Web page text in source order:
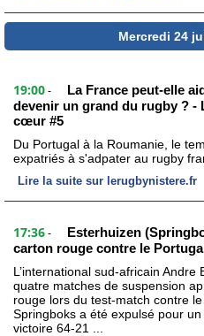
Mercredi 24
19:00 -
La France peut-elle
devenir un grand du rugby ? -
cœur #5
Du Portugal à la Roumanie, le
expatriés à s'adpater au rugby
Lire la suite sur lerugbynistere.fr
17:36 -
Esterhuizen
carton rouge contre le
L’international sud-africain
quatre matches de suspension
rouge lors du test-match contre
Springboks a été expulsé pour
victoire 64-21 ...